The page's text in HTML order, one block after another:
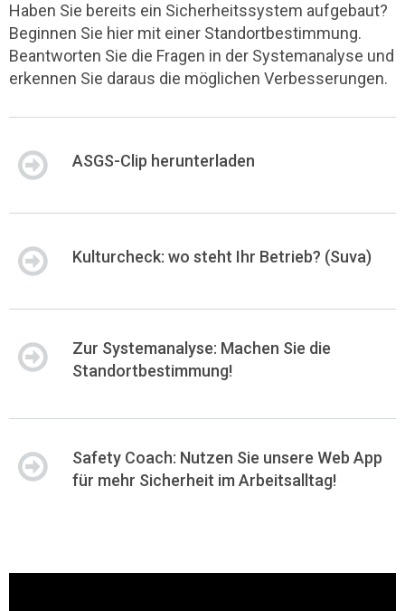
Haben Sie bereits ein Sicherheitssystem aufgebaut?
Beginnen Sie hier mit einer Standortbestimmung.
Beantworten Sie die Fragen in der Systemanalyse und
erkennen Sie daraus die möglichen Verbesserungen.
ASGS-Clip herunterladen
Kulturcheck: wo steht Ihr Betrieb? (Suva)
Zur Systemanalyse: Machen Sie die
Standortbestimmung!
Safety Coach: Nutzen Sie unsere Web App
für mehr Sicherheit im Arbeitsalltag!